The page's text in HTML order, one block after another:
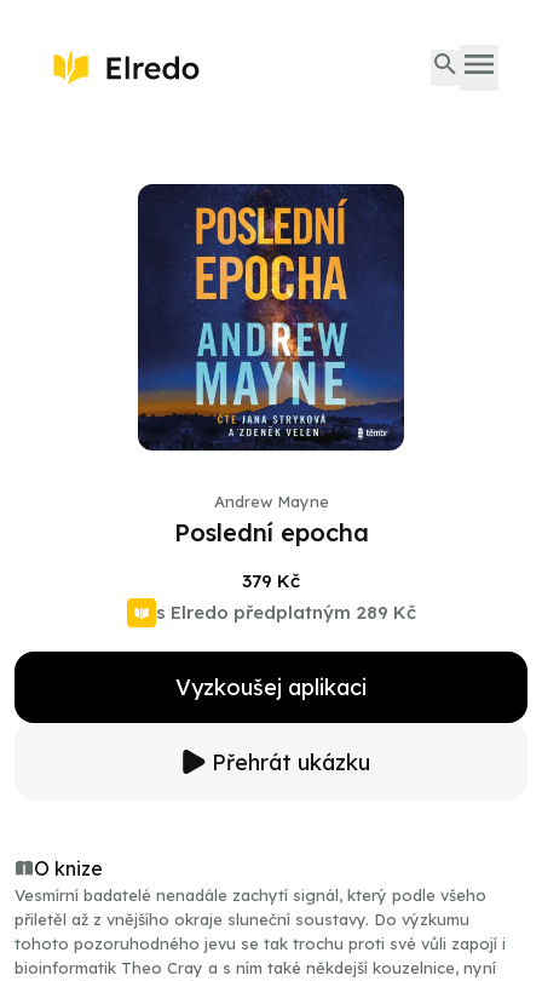
Andrew Mayne
Poslední epocha
379 Kč
s Elredo předplatným 289 Kč
Vyzkoušej aplikaci
Přehrát ukázku
O knize
Vesmírní badatelé nenadále zachytí signál, který podle všeho
přiletěl až z vnějšího okraje sluneční soustavy. Do výzkumu
tohoto pozoruhodného jevu se tak trochu proti své vůli zapojí i
bioinformatik Theo Cray a s ním také někdejší kouzelnice, nyní